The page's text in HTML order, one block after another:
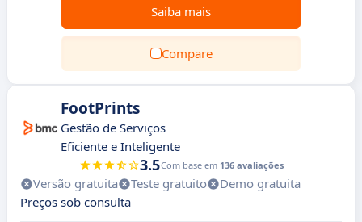
Saiba mais
Compare
FootPrints
Gestão de Serviços
Eficiente e Inteligente
3.5Com base em 136 avaliações
Versão gratuita Teste gratuito
Demo gratuita
Preços sob consulta